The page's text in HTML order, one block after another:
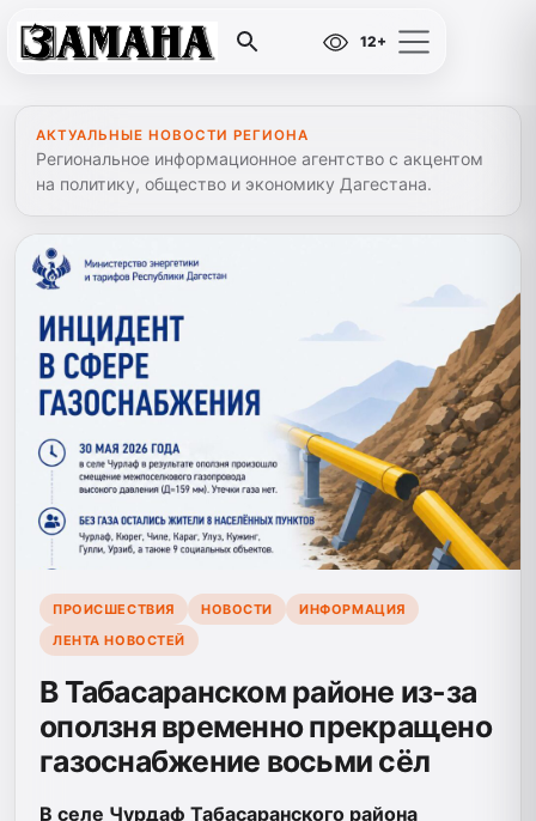
12+
АКТУАЛЬНЫЕ НОВОСТИ РЕГИОНА
Региональное информационное агентство с акцентом
на политику, общество и экономику Дагестана.
ПРОИСШЕСТВИЯ НОВОСТИ
ИНФОРМАЦИЯ
ЛЕНТА НОВОСТЕЙ
В Табасаранском районе из-за
оползня временно прекращено
газоснабжение восьми сёл
В селе Чурдаф Табасаранского района